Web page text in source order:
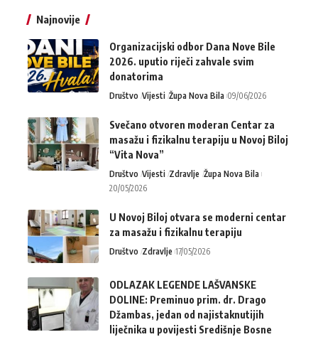
Najnovije
Organizacijski odbor Dana Nove Bile
2026. uputio riječi zahvale svim
donatorima
Društvo Vijesti Župa Nova Bila 09/06/2026
Svečano otvoren moderan Centar za
masažu i fizikalnu terapiju u Novoj Biloj
“Vita Nova”
Društvo Vijesti Zdravlje Župa Nova Bila
20/05/2026
U Novoj Biloj otvara se moderni centar
za masažu i fizikalnu terapiju
Društvo Zdravlje 17/05/2026
ODLAZAK LEGENDE LAŠVANSKE
DOLINE: Preminuo prim. dr. Drago
Džambas, jedan od najistaknutijih
liječnika u povijesti Središnje Bosne